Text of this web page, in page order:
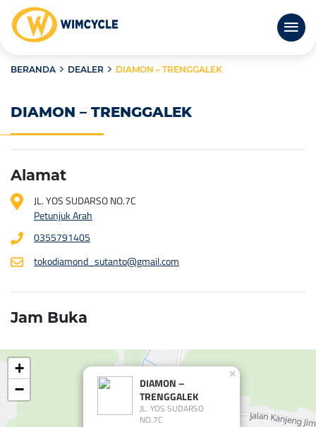
BERANDA DEALER DIAMON – TRENGGALEK
DIAMON – TRENGGALEK
Alamat
JL. YOS SUDARSO NO.7C
Petunjuk Arah
0355791405
tokodiamond_sutanto@gmail.com
Jam Buka
DIAMON –
TRENGGALEK
JL. YOS SUDARSO
NO.7C
×
+
−